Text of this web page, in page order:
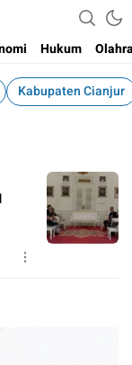
Hukum
Kabupaten Cianjur